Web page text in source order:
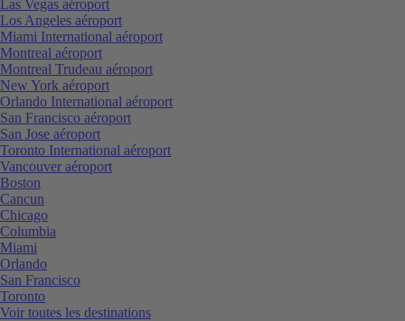
Las Vegas aéroport
Los Angeles aéroport
Miami International aéroport
Montreal aéroport
Montreal Trudeau aéroport
New York aéroport
Orlando International aéroport
San Francisco aéroport
San Jose aéroport
Toronto International aéroport
Vancouver aéroport
Boston
Cancun
Chicago
Columbia
Miami
Orlando
San Francisco
Toronto
Voir toutes les destinations